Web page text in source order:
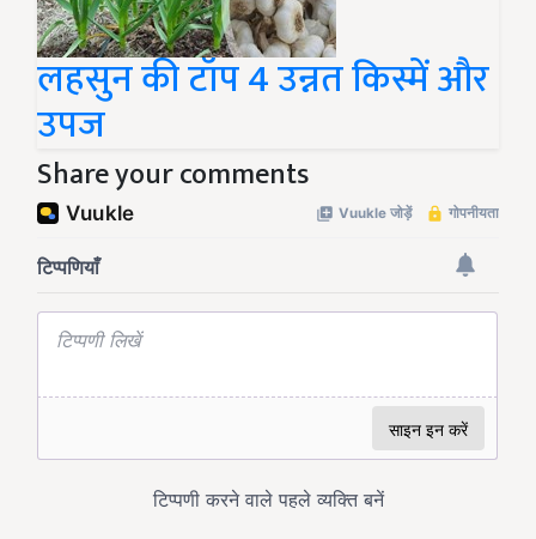
लहसुन की टॉप 4 उन्नत किस्में और
उपज
Share your comments